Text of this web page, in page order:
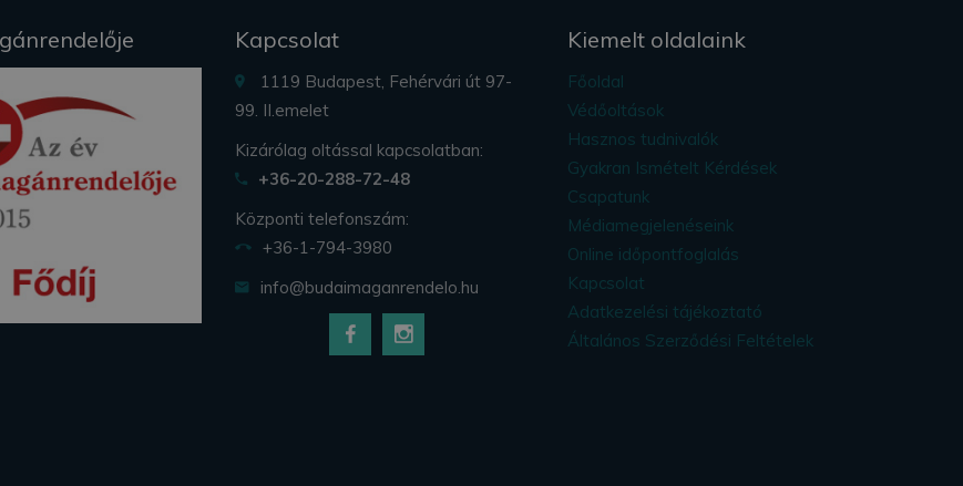
Kapcsolat
1119 Budapest, Fehérvári út 97-
99. II.emelet
Kizárólag oltással kapcsolatban:
+36-20-288-72-48
Központi telefonszám:
+36-1-794-3980
info@budaimaganrendelo.hu
Kiemelt oldalaink
Főoldal
Védőoltások
Hasznos tudnivalók
Gyakran Ismételt Kérdések
Csapatunk
Médiamegjelenéseink
Online időpontfoglalás
Kapcsolat
Adatkezelési tájékoztató
Általános Szerződési Feltételek